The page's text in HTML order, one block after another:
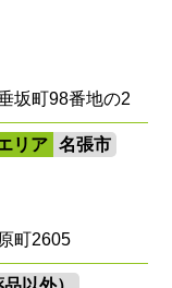
坂町98番地の2
リア 名張市
町2605